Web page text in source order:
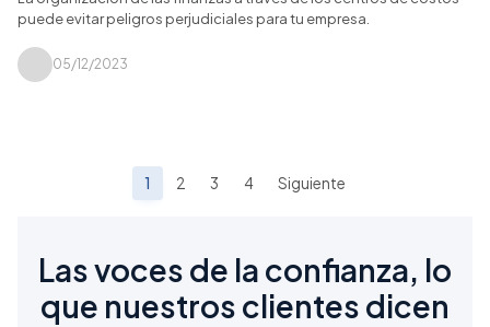
puede evitar peligros perjudiciales para tu empresa.
05/12/2023
1 2 3 4 Siguiente
Las voces de la confianza, lo
que nuestros clientes dicen